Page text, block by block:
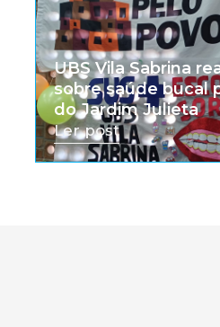
UBS Vila Sabrina
sobre saúde bucal
do Jardim Julieta
Ler post